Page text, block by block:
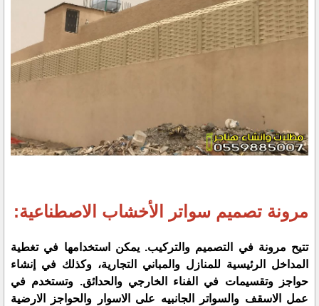
مرونة تصميم سواتر الأخشاب الاصطناعية:
تتيح مرونة في التصميم والتركيب. يمكن استخدامها في تغطية
المداخل الرئيسية للمنازل والمباني التجارية، وكذلك في إنشاء
حواجز وتقسيمات في الفناء الخارجي والحدائق. وتستخدم في
عمل الاسقف والسواتر الجانبيه على الاسوار والحواجز الارضية